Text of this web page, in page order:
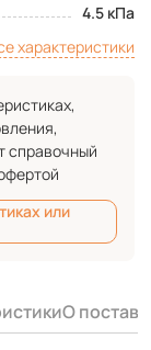
4.5 кПа
характеристики
справочный
или
О